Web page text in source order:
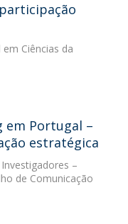
Ciências da
em Portugal –
estratégica
–
de Comunicação